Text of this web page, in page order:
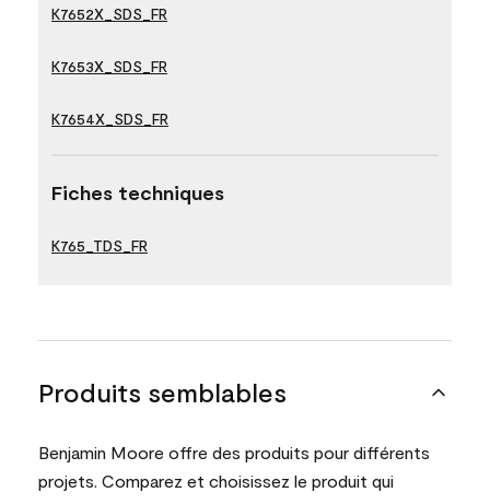
K7652X_SDS_FR
K7653X_SDS_FR
K7654X_SDS_FR
Fiches techniques
K765_TDS_FR
Produits semblables
Benjamin Moore offre des produits pour différents
projets. Comparez et choisissez le produit qui